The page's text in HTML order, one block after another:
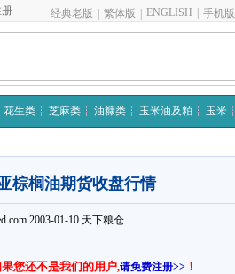
经典老版 繁体版 ENGLISH 手机版
花生类 芝麻类 油糠类 玉米油及粕 玉米
棕榈油期货收盘行情
2003-01-10 天下粮仓
您还不是我们的用户,请免费注册>> ！